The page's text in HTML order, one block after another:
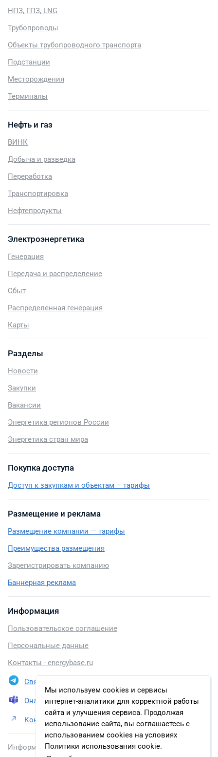
Мы используем cookies и сервисы
интернет-аналитики для корректной работы
сайта и улучшения сервиса. Продолжая
использование сайта, вы соглашаетесь с
использованием cookies на условиях
Политики использования cookie.
НПЗ, ГПЗ, LNG
Трубопроводы
Объекты трубопроводного транспорта
Подстанции
Месторождения
Терминалы
Нефть и газ
ВИНК
Добыча и разведка
Переработка
Транспортировка
Нефтепродукты
Электроэнергетика
Генерация
Передача и распределение
Сбыт
Распределенная генерация
Карты
Разделы
Новости
Закупки
Вакансии
Энергетика регионов России
Энергетика стран мира
Покупка доступа
Доступ к закупкам и объектам – тарифы
Размещение и реклама
Размещение компании — тарифы
Преимущества размещения
Зарегистрировать компанию
Баннерная реклама
Информация
Пользовательское соглашение
Персональные данные
Контакты - energybase.ru
Связаться в Telegram
Онлайн презентация
Контакты АО «Куйбышевский НПЗ»
Информация, размещенная на сайте, включена в базу